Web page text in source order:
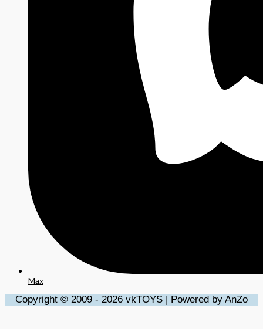
Max
Copyright © 2009 - 2026 vkTOYS | Powered by AnZo